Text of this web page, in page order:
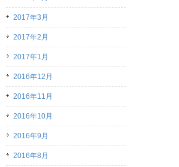
2017年3月
2017年2月
2017年1月
2016年12月
2016年11月
2016年10月
2016年9月
2016年8月